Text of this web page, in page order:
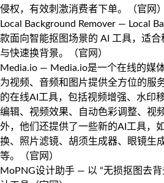
侵权，有效刺激消费者下单。（官网 ）
Local Background Remover — Local
款面向智能抠图场景的 AI 工具，适
与快速换背景。（官网 ）
Media.io — Media.io是一个在线的媒
为视频、音频和图片提供全方位的服
的在线AI工具，包括视频增强、水印
编辑、视频效果、自动色彩调整、视
外，他们还提供了一些新的AI工具，
换、照片滤镜、胡须生成器、眼镜生
等。（官网 ）
MoPNG设计助手 — 以 “无损抠图去